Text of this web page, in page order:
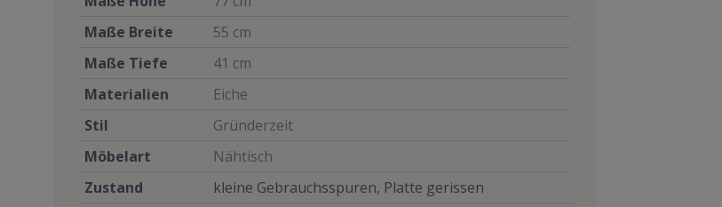
Maße Breite
55 cm
Maße Tiefe
41 cm
Materialien
Eiche
Stil
Gründerzeit
Möbelart
Nähtisch
Zustand
kleine Gebrauchsspuren, Platte gerissen